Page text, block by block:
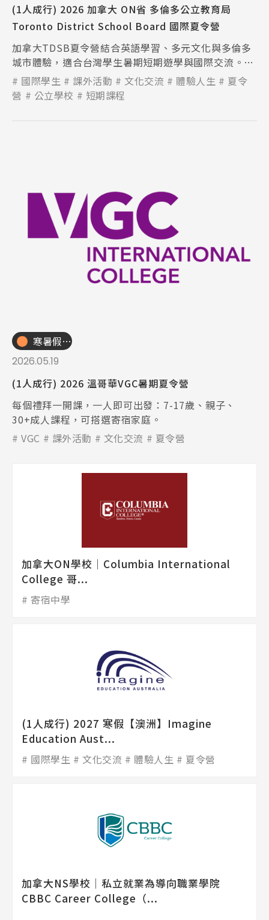
(1人成行) 2026 加拿大 ON省 多倫多公立教育局
Toronto District School Board 國際夏令營
加拿大TDSB夏令營結合英語學習、多元文化與多倫多
城市體驗，適合台灣學生暑期短期遊學與國際交流。課
程內容豐富，提升英語溝通能力與國際視野。
國際學生 課外活動 文化交流 體驗人生
夏令
營
公立學校 短期課程
寒暑假遊學團
2026.05.19
(1人成行) 2026 溫哥華VGC暑期夏令營
每個禮拜一開課，一人即可出發：7-17歲、親子、
30+成人課程，可搭選寄宿家庭。
VGC
課外活動 文化交流 夏令營
加拿大ON學校│Columbia International
College 哥...
寄宿中學
(1人成行) 2027 寒假【澳洲】Imagine
Education Aust...
國際學生 文化交流 體驗人生 夏令營
加拿大NS學校│私立就業為導向職業學院
CBBC Career College（...